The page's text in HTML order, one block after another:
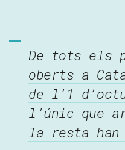
De tots els
oberts a
de l’1
l’únic que
la resta